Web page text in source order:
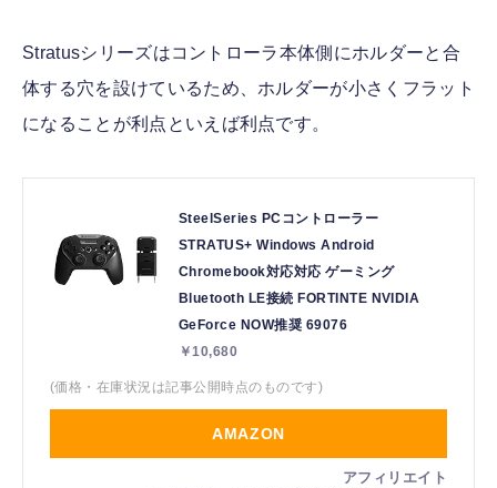
Stratusシリーズはコントローラ本体側にホルダーと合
体する穴を設けているため、ホルダーが小さくフラット
になることが利点といえば利点です。
SteelSeries PCコントローラー
STRATUS+ Windows Android
Chromebook対応対応 ゲーミング
Bluetooth LE接続 FORTINTE NVIDIA
GeForce NOW推奨 69076
￥10,680
(価格・在庫状況は記事公開時点のものです)
AMAZON